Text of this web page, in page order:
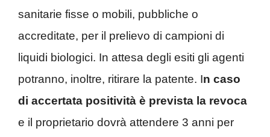
sanitarie fisse o mobili, pubbliche o
accreditate, per il prelievo di campioni di
liquidi biologici. In attesa degli esiti gli agenti
potranno, inoltre, ritirare la patente. In caso
di accertata positività è prevista la revoca
e il proprietario dovrà attendere 3 anni per